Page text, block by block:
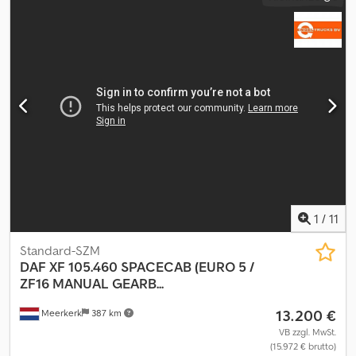
1 / 11
Meerkerk 387 km
Standard-SZM
DAF XF 105.460 SPACECAB (EURO 5 /
ZF16 MANUAL GEARB...
13.200 €
VB zzgl. MwSt.
(15.972 € brutto)